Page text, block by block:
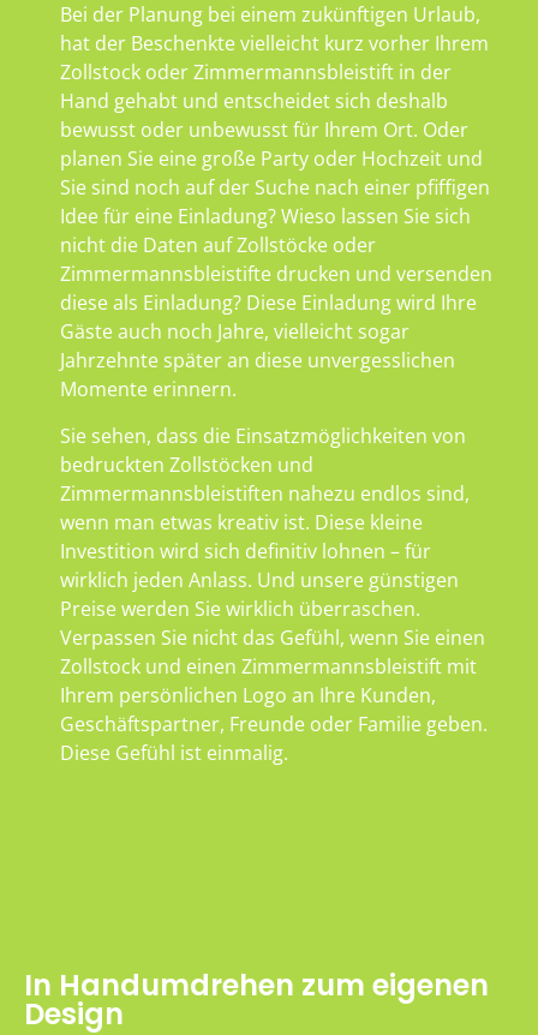
Bei der Planung bei einem zukünftigen Urlaub,
hat der Beschenkte vielleicht kurz vorher Ihrem
Zollstock oder Zimmermannsbleistift in der
Hand gehabt und entscheidet sich deshalb
bewusst oder unbewusst für Ihrem Ort. Oder
planen Sie eine große Party oder Hochzeit und
Sie sind noch auf der Suche nach einer pfiffigen
Idee für eine Einladung? Wieso lassen Sie sich
nicht die Daten auf Zollstöcke oder
Zimmermannsbleistifte drucken und versenden
diese als Einladung? Diese Einladung wird Ihre
Gäste auch noch Jahre, vielleicht sogar
Jahrzehnte später an diese unvergesslichen
Momente erinnern.
Sie sehen, dass die Einsatzmöglichkeiten von
bedruckten Zollstöcken und
Zimmermannsbleistiften nahezu endlos sind,
wenn man etwas kreativ ist. Diese kleine
Investition wird sich definitiv lohnen – für
wirklich jeden Anlass. Und unsere günstigen
Preise werden Sie wirklich überraschen.
Verpassen Sie nicht das Gefühl, wenn Sie einen
Zollstock und einen Zimmermannsbleistift mit
Ihrem persönlichen Logo an Ihre Kunden,
Geschäftspartner, Freunde oder Familie geben.
Diese Gefühl ist einmalig.
In Handumdrehen zum eigenen
Design